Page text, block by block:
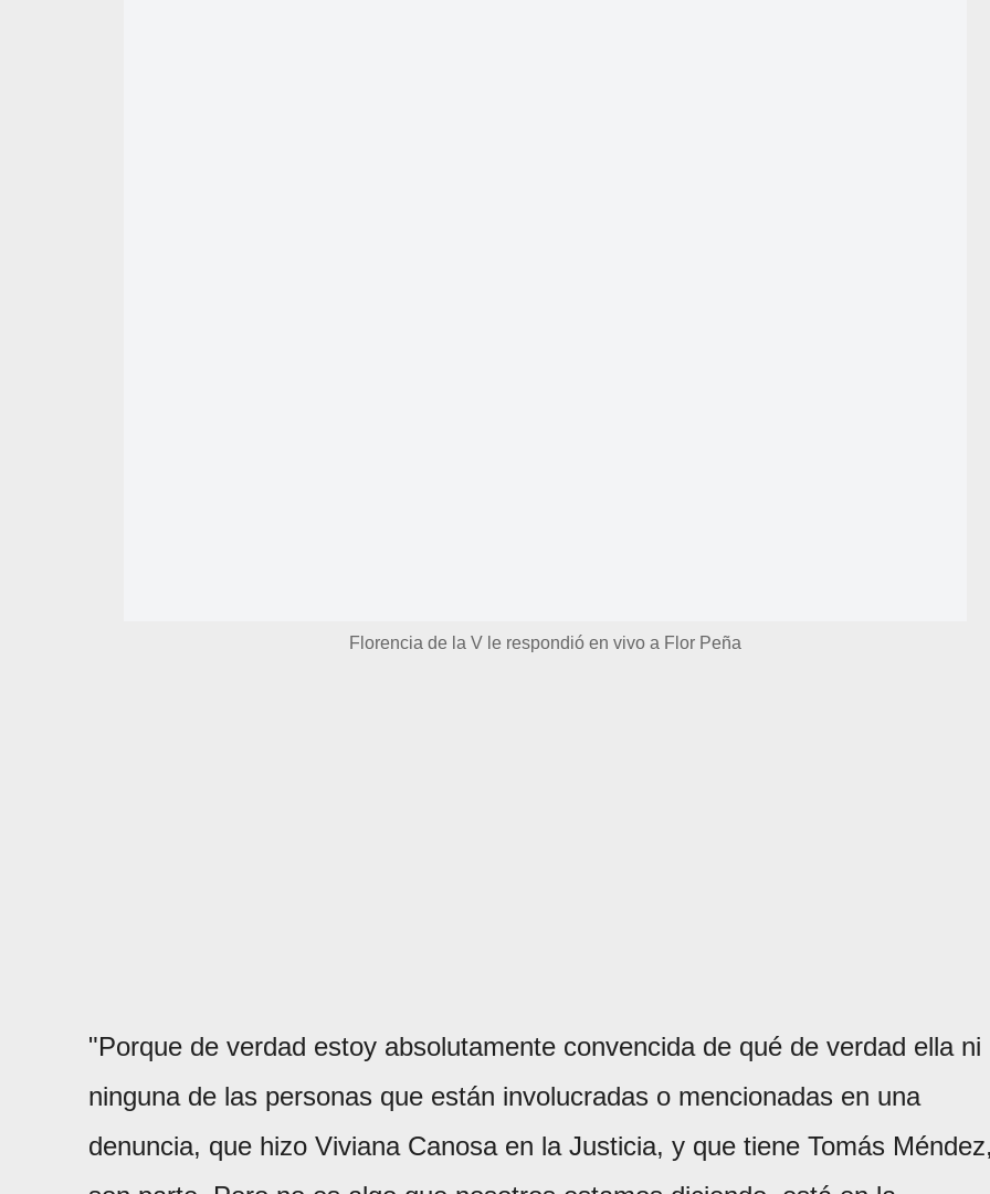
Florencia de la V le respondió en vivo a Flor Peña
"Porque de verdad estoy absolutamente convencida de qué de verdad ella ni
ninguna de las personas que están involucradas o mencionadas en una
denuncia, que hizo Viviana Canosa en la Justicia, y que tiene Tomás